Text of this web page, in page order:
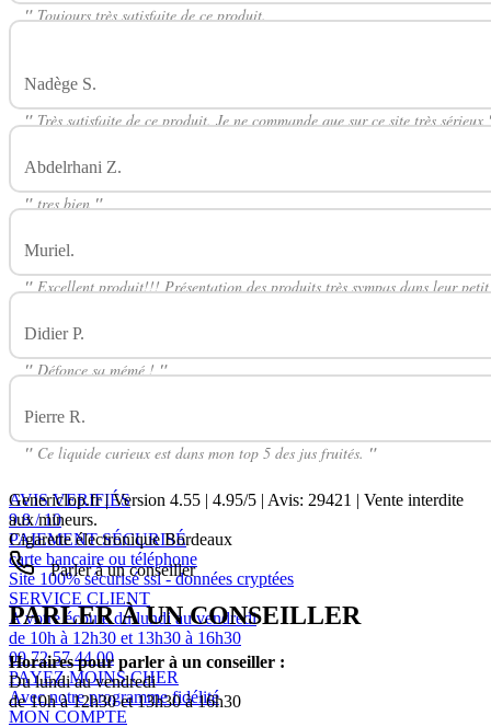
" Toujours très satisfaite de ce produit.
Nadège S.
" Très satisfaite de ce produit. Je ne commande que sur ce site très sérieux
Abdelrhani Z.
" tres bien "
Muriel.
" Excellent produit!!! Présentation des produits très sympas dans leur
Didier P.
" Défonce sa mémé ! "
Pierre R.
" Ce liquide curieux est dans mon top 5 des jus fruités. "
AVIS VERIFIÉS
9.8 / 10
PAIEMENT SÉCURISÉ
carte bancaire ou téléphone
Site 100% sécurisé ssl - données cryptées
SERVICE CLIENT
A votre écoute du lundi au vendredi
de 10h à 12h30 et 13h30 à 16h30
09 72 57 44 00
PAYEZ MOINS CHER
Avec notre programme fidélité
MON COMPTE
Genericlop.fr|Version 4.55 | 4.95/5 | Avis: 29421 | Vente interdite
aux mineurs.
Cigarette électronique Bordeaux
Parler à un conseiller
PARLER À UN CONSEILLER
Horaires pour parler à un conseiller :
Du lundi au vendredi
de 10h à 12h30 et 13h30 à 16h30